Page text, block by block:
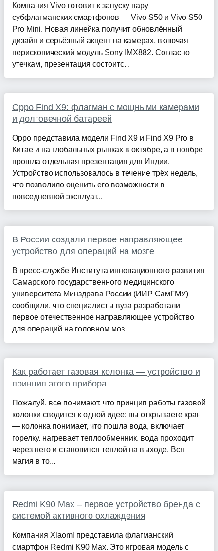
Компания Vivo готовит к запуску пару
субфлагманских смартфонов — Vivo S50 и Vivo S50
Pro Mini. Новая линейка получит обновлённый
дизайн и серьёзный акцент на камерах, включая
перископический модуль Sony IMX882. Согласно
утечкам, презентация состоитс...
Oppo Find X9: флагман с мощными камерами
и долговечной батареей
Oppo представила модели Find X9 и Find X9 Pro в
Китае и на глобальных рынках в октябре, а в ноябре
прошла отдельная презентация для Индии.
Устройство использовалось в течение трёх недель,
что позволило оценить его возможности в
повседневной эксплуат...
В России создали первое направляющее
устройство для операций на мозге
В пресс-службе Института инновационного развития
Самарского государственного медицинского
университета Минздрава России (ИИР СамГМУ)
сообщили, что специалисты вуза разработали
первое отечественное направляющее устройство
для операций на головном моз...
Как работает газовая колонка — устройство и
принцип этого прибора
Пожалуй, все понимают, что принцип работы газовой
колонки сводится к одной идее: вы открываете кран
— колонка понимает, что пошла вода, включает
горелку, нагревает теплообменник, вода проходит
через него и становится теплой на выходе. Вся
магия в то...
Redmi K90 Max – первое устройство бренда с
системой активного охлаждения
Компания Xiaomi представила флагманский
смартфон Redmi K90 Max. Это игровая модель с